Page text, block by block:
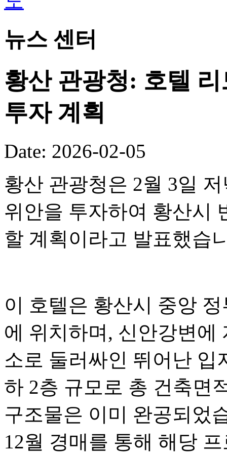
뉴스 센터
황산 관광청: 호텔
투자 계획
Date: 2026-02-05
황산 관광청은 2월 3일
위안을 투자하여 황산시
할 계획이라고 발표했습
이 호텔은 황산시 중앙
에 위치하며, 신안강변에
소로 둘러싸인 뛰어난 입
하 2층 규모로 총 건축면
구조물은 이미 완공되었
12월 경매를 통해 해당